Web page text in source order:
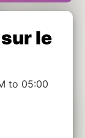
le
to 05:00